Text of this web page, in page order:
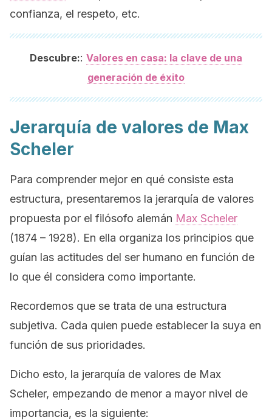
confianza, el respeto, etc.
Descubre:: Valores en casa: la clave de una
generación de éxito
Jerarquía de valores de Max
Scheler
Para comprender mejor en qué consiste esta
estructura, presentaremos la jerarquía de valores
propuesta por el filósofo alemán Max Scheler
(1874 – 1928). En ella organiza los principios que
guían las actitudes del ser humano en función de
lo que él considera como importante.
Recordemos que se trata de una estructura
subjetiva. Cada quien puede establecer la suya en
función de sus prioridades.
Dicho esto, la jerarquía de valores de Max
Scheler, empezando de menor a mayor nivel de
importancia, es la siguiente: